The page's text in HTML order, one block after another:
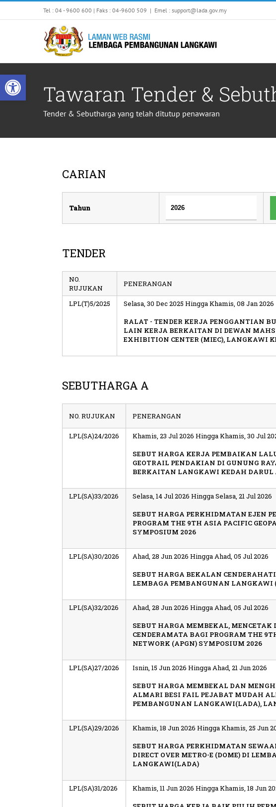
Open toolbar
to
Tel : 04 - 9600 600 | Faks : 04-9600 509 | Emel : support@lada.gov.my
Tawaran Tender &
Tender & Sebutharga yang telah ditutup penawaran